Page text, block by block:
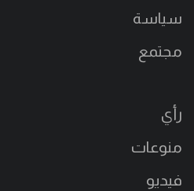
سياسة
مجتمع
رأي
منوعات
فيديو